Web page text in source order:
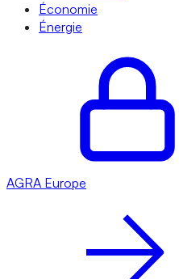
Économie
Énergie
AGRA Europe